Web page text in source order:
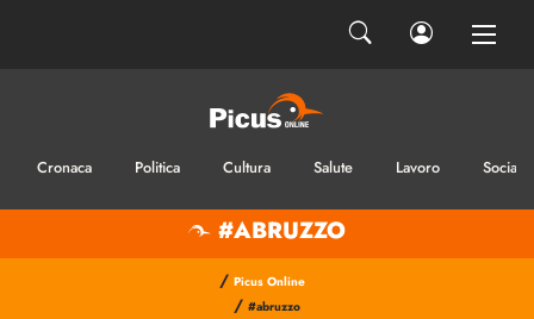
Cronaca Politica Cultura Salute Lavoro Sociale
#ABRUZZO
/ Picus Online
/ #abruzzo